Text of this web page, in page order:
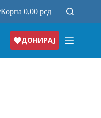
Корпа0,00рсд
ДОНИРАЈ